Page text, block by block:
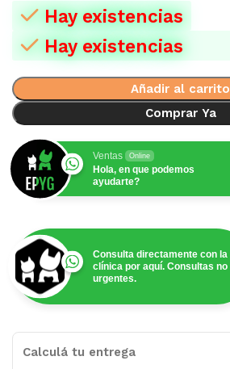
Hay existencias
Hay existencias
Añadir al carrito
Comprar Ya
Ventas Online
Hola, en que podemos
ayudarte?
Consulta directamente con la
clínica por aquí. Consultas no
urgentes.
Calculá tu entrega